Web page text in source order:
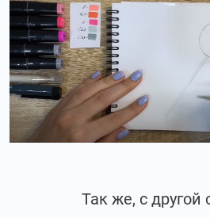
Так же, с другой